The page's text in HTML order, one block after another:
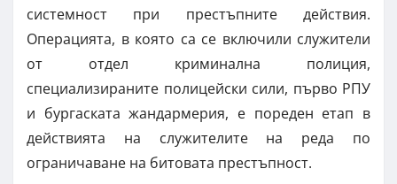
системност при престъпните действия.
Операцията, в която са се включили служители
от отдел криминална полиция,
специализираните полицейски сили, първо РПУ
и бургаската жандармерия, е пореден етап в
действията на служителите на реда по
ограничаване на битовата престъпност.